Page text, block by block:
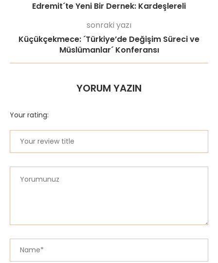
Edremit´te Yeni Bir Dernek: Kardeşlereli
sonraki yazı
Küçükçekmece: ´Türkiye’de Değişim Süreci ve
Müslümanlar´ Konferansı
YORUM YAZIN
Your rating: